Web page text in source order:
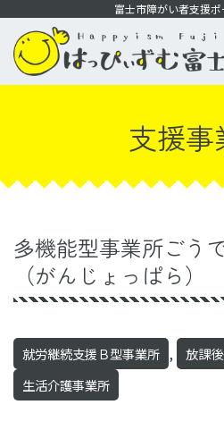
ン
動
富士市障がい者支援
支援事
多機能型事業所ごう
（がんじょっぱら）
就労継続支援Ｂ型事業所 , 放課
生活介護事業所